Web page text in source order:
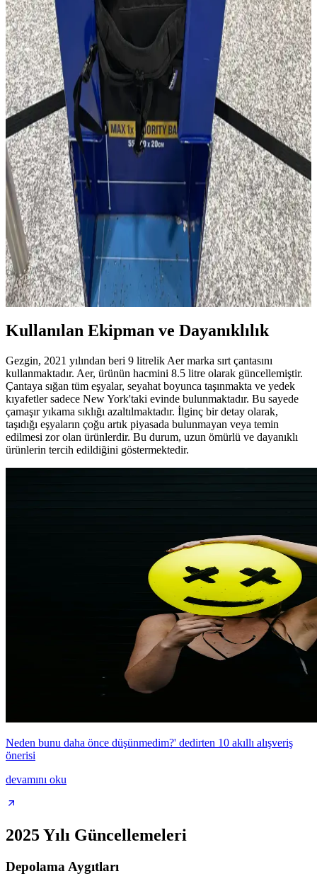
50 Günlük Güney Avrupa Seyahati İçin Minimalist
Tek Çanta Hazırlığı ve İpuçları
Güney Avrupa'da 50 gün süren seyahatte sadece 35 litrelik sırt
çantası kullanılarak hafiflik ve işlevsellik ön planda tutuldu. Kıyafet,
teknoloji ve bakım önerileriyle minimal seyahat deneyimi anlatılıyor.
Çanta Modasında Minimalizm ve Maximalizm: İki
Zıt Tasarım Anlayışının İncelenmesi
Çanta modasında minimalizm sadelik ve işlevselliği ön planda
tutarken, maximalizm detay ve renk zenginliğiyle öne çıkar. Bu iki
zıt tasarım anlayışı, kişisel stil ve moda algısında farklılık yaratır.
Patagonia Micro MLC 22L Sırt Çantası: Avrupa
Seyahatlerinde Ryanair Kabin Bagajına Uygun
Kompakt Çözüm
Patagonia Micro MLC 22L sırt çantası, Ryanair kabin bagajı
standartlarına yakın boyutları ve organize bölmeleriyle Avrupa içi
seyahatlerde kompakt ve işlevsel bir taşıma seçeneği sunuyor.
Kullanılan Ekipman ve Dayanıklılık
Gezgin, 2021 yılından beri 9 litrelik Aer marka sırt çantasını
kullanmaktadır. Aer, ürünün hacmini 8.5 litre olarak güncellemiştir.
Çantaya sığan tüm eşyalar, seyahat boyunca taşınmakta ve yedek
kıyafetler sadece New York'taki evinde bulunmaktadır. Bu sayede
çamaşır yıkama sıklığı azaltılmaktadır. İlginç bir detay olarak,
taşıdığı eşyaların çoğu artık piyasada bulunmayan veya temin
edilmesi zor olan ürünlerdir. Bu durum, uzun ömürlü ve dayanıklı
ürünlerin tercih edildiğini göstermektedir.
Neden bunu daha önce düşünmedim?' dedirten 10 akıllı alışveriş
önerisi
devamını oku
2025 Yılı Güncellemeleri
Depolama Aygıtları